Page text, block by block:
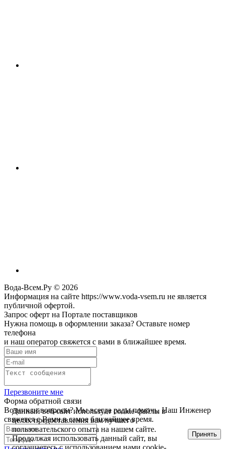
Вода-Всем.Ру © 2026
Информация на сайте https://www.voda-vsem.ru не является
публичной офертой.
Запрос оферт на Портале поставщиков
Нужна помощь в оформлении заказа? Оставьте номер
телефона
и наш оператор свяжется с вами в ближайшее время.
Перезвоните мне
Форма обратной связи
Возникли вопросы? Мы всегда рады помочь. Наш Инженер
свяжется с Вами в самое ближайшее время.
Данный веб-сайт использует cookie-файлы в
целях предоставления вам лучшего
пользовательского опыта на нашем сайте.
Продолжая использовать данный сайт, вы
соглашаетесь с использованием нами cookie-
Принять